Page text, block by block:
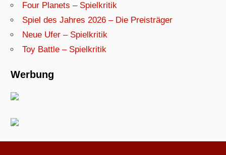
Four Planets – Spielkritik
Spiel des Jahres 2026 – Die Preisträger
Neue Ufer – Spielkritik
Toy Battle – Spielkritik
Werbung